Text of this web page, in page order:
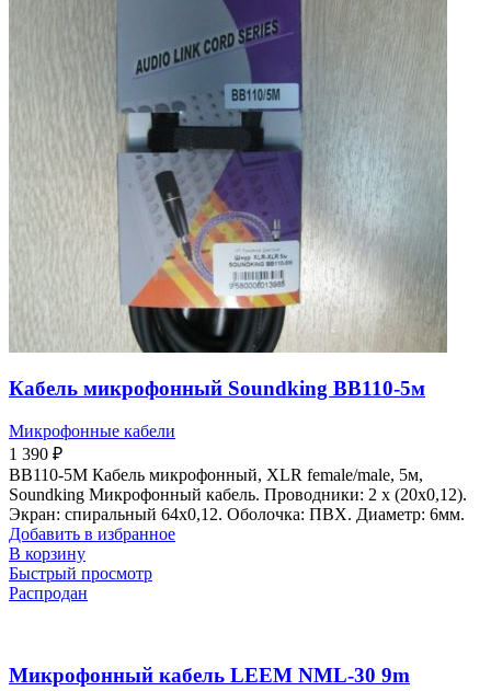
Кабель микрофонный Soundking BB110-5м
Микрофонные кабели
1 390 ₽
BB110-5M Кабель микрофонный, XLR female/male, 5м,
Soundking Микрофонный кабель. Проводники: 2 х (20х0,12).
Экран: спиральный 64х0,12. Оболочка: ПВХ. Диаметр: 6мм.
Добавить в избранное
В корзину
Быстрый просмотр
Распродан
Микрофонный кабель LEEM NML-30 9m